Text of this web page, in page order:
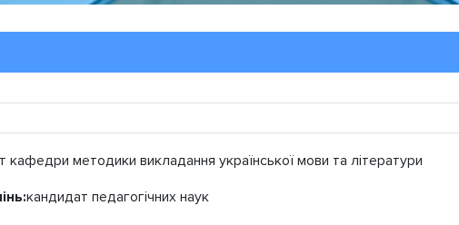
кафедри методики викладання української мови та літератури
кандидат педагогічних наук